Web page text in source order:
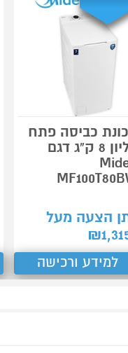
כביסה פתח
עליון 8 ק"ג דגם
הצעה מעל
₪
למידע ורכישה